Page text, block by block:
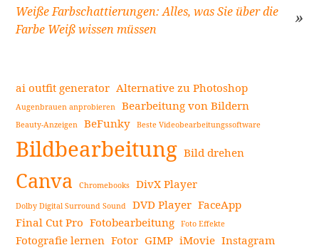
Beitragsnavigation
Weiße Farbschattierungen: Alles, was Sie über die
Farbe Weiß wissen müssen
Seitenleiste
ai outfit generator Alternative zu Photoshop
Augenbrauen anprobieren Bearbeitung von Bildern
Beauty-Anzeigen BeFunky Beste Videobearbeitungssoftware
Bildbearbeitung Bild drehen
Canva Chromebooks DivX Player
Dolby Digital Surround Sound DVD Player FaceApp
Final Cut Pro Fotobearbeitung Foto Effekte
Fotografie lernen Fotor GIMP iMovie Instagram